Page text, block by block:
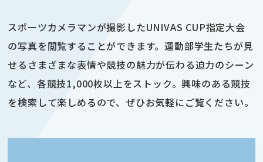
スポーツカメラマンが撮影したUNIVAS CUP指定大会
の写真を閲覧することができます。運動部学生たちが見
せるさまざまな表情や競技の魅力が伝わる迫力のシーン
など、各競技1,000枚以上をストック。興味のある競技
を検索して楽しめるので、ぜひお気軽にご覧ください。